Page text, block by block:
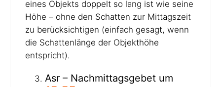
eines Objekts doppelt so lang ist wie seine
Höhe – ohne den Schatten zur Mittagszeit
zu berücksichtigen (einfach gesagt, wenn
die Schattenlänge der Objekthöhe
entspricht).
Asr – Nachmittagsgebet um